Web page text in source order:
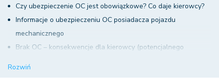
Czy ubezpieczenie OC jest obowiązkowe? Co daje kierowcy?
Informacje o ubezpieczeniu OC posiadacza pojazdu
mechanicznego
Brak OC – konsekwencje dla kierowcy (potencjalnego
Rozwiń